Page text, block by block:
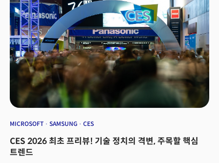
(Pivot or Die)'는 CES 참관 가이드가 아니다. 올해의 기술 트렌드를 정리한
보고서도 아니다. 이 책은 샤피로가 직접 만난 창업자들, 무너진 제국들, 위기를
기회로 바꾼 기업들의 이야기를 통해 단 하나의 질문에 답한다. "변화의 순간,
당신은 어떻게 할 것인가?"
MICROSOFT SAMSUNG CES
CES 2026 최초 프리뷰! 기술 정치의 격변, 주목할 핵심
트렌드